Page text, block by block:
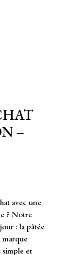
–
avec une
? Notre
: la pâtée
marque
et